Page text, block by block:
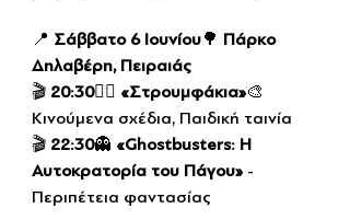
📍 Σάββατο 6 Ιουνίου🌳 Πάρκο
Δηλαβέρη, Πειραιάς
🎬 20:30🧙‍♂️ «Στρουμφάκια»🎨
Κινούμενα σχέδια, Παιδική ταινία
🎬 22:30👻 «Ghostbusters: Η
Αυτοκρατορία του Πάγου» -
Περιπέτεια φαντασίας